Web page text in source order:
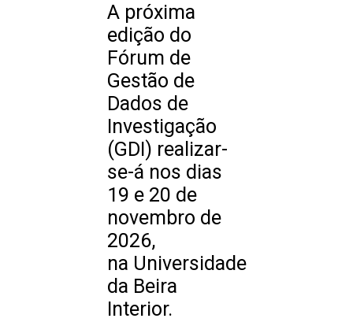
A próxima
edição do
Fórum de
Gestão de
Dados de
Investigação
(GDI) realizar-
se-á nos dias
19 e 20 de
novembro de
2026,
na Universidade
da Beira
Interior.